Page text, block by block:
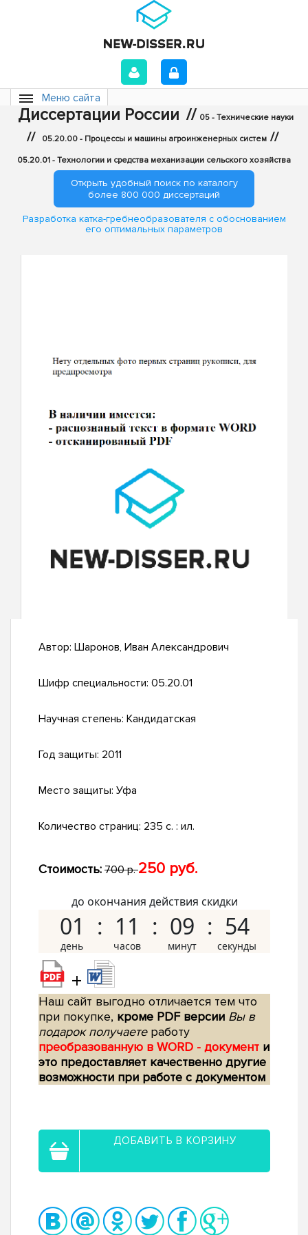
Меню сайта
Диссертации России // 05 - Технические науки
// 05.20.00 - Процессы и машины агроинженерных систем //
05.20.01 - Технологии и средства механизации сельского хозяйства
Открыть удобный поиск по каталогу
более 800 000 диссертаций
Разработка катка-гребнеобразователя с обоснованием
его оптимальных параметров
Автор: Шаронов, Иван Александрович
Шифр специальности: 05.20.01
Научная степень: Кандидатская
Год защиты: 2011
Место защиты: Уфа
Количество страниц: 235 с. : ил.
Стоимость: 700 р.250 руб.
до окончания действия скидки
01 11 09 53
+
Наш сайт выгодно отличается тем что
при покупке, кроме PDF версии Вы в
подарок получаетеработу
преобразованную в WORD - документ и
это предоставляет качественно другие
возможности при работе с документом
ДОБАВИТЬ В КОРЗИНУ